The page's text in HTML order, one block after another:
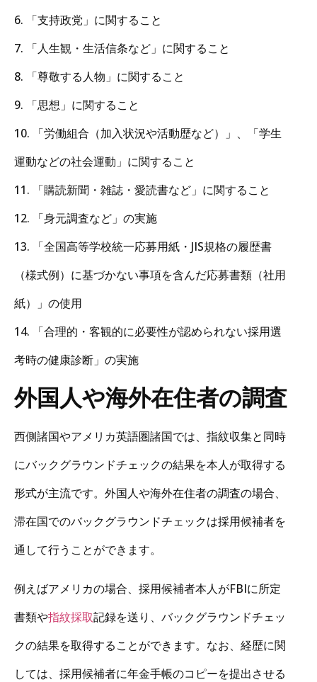
6. 「支持政党」に関すること
7. 「人生観・生活信条など」に関すること
8. 「尊敬する人物」に関すること
9. 「思想」に関すること
10. 「労働組合（加入状況や活動歴など）」、「学生
運動などの社会運動」に関すること
11. 「購読新聞・雑誌・愛読書など」に関すること
12. 「身元調査など」の実施
13. 「全国高等学校統一応募用紙・JIS規格の履歴書
（様式例）に基づかない事項を含んだ応募書類（社用
紙）」の使用
14. 「合理的・客観的に必要性が認められない採用選
考時の健康診断」の実施
外国人や海外在住者の調査
西側諸国やアメリカ英語圏諸国では、指紋収集と同時
にバックグラウンドチェックの結果を本人が取得する
形式が主流です。外国人や海外在住者の調査の場合、
滞在国でのバックグラウンドチェックは採用候補者を
通して行うことができます。
例えばアメリカの場合、採用候補者本人がFBIに所定
書類や指紋採取記録を送り、バックグラウンドチェッ
クの結果を取得することができます。なお、経歴に関
しては、採用候補者に年金手帳のコピーを提出させる